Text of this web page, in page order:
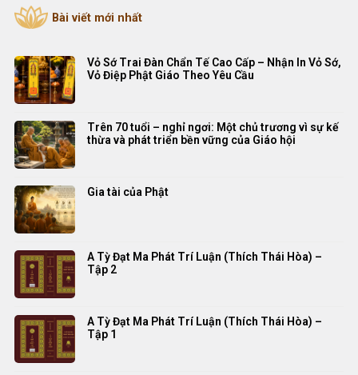
Bài viết mới nhất
Vỏ Sớ Trai Đàn Chẩn Tế Cao Cấp – Nhận In Vỏ Sớ,
Vỏ Điệp Phật Giáo Theo Yêu Cầu
Trên 70 tuổi – nghỉ ngơi: Một chủ trương vì sự kế
thừa và phát triển bền vững của Giáo hội
Gia tài của Phật
A Tỳ Đạt Ma Phát Trí Luận (Thích Thái Hòa) –
Tập 2
A Tỳ Đạt Ma Phát Trí Luận (Thích Thái Hòa) –
Tập 1